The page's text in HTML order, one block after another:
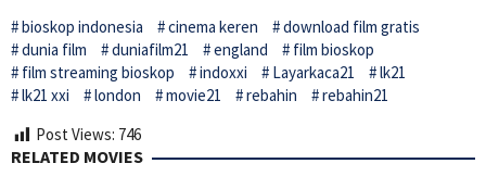
bioskop indonesia
cinema keren
download film gratis
dunia film
duniafilm21 england
film bioskop
film streaming bioskop
indoxxi Layarkaca21
lk21
lk21 xxi
london movie21 rebahin
rebahin21
Post Views: 746
RELATED MOVIES